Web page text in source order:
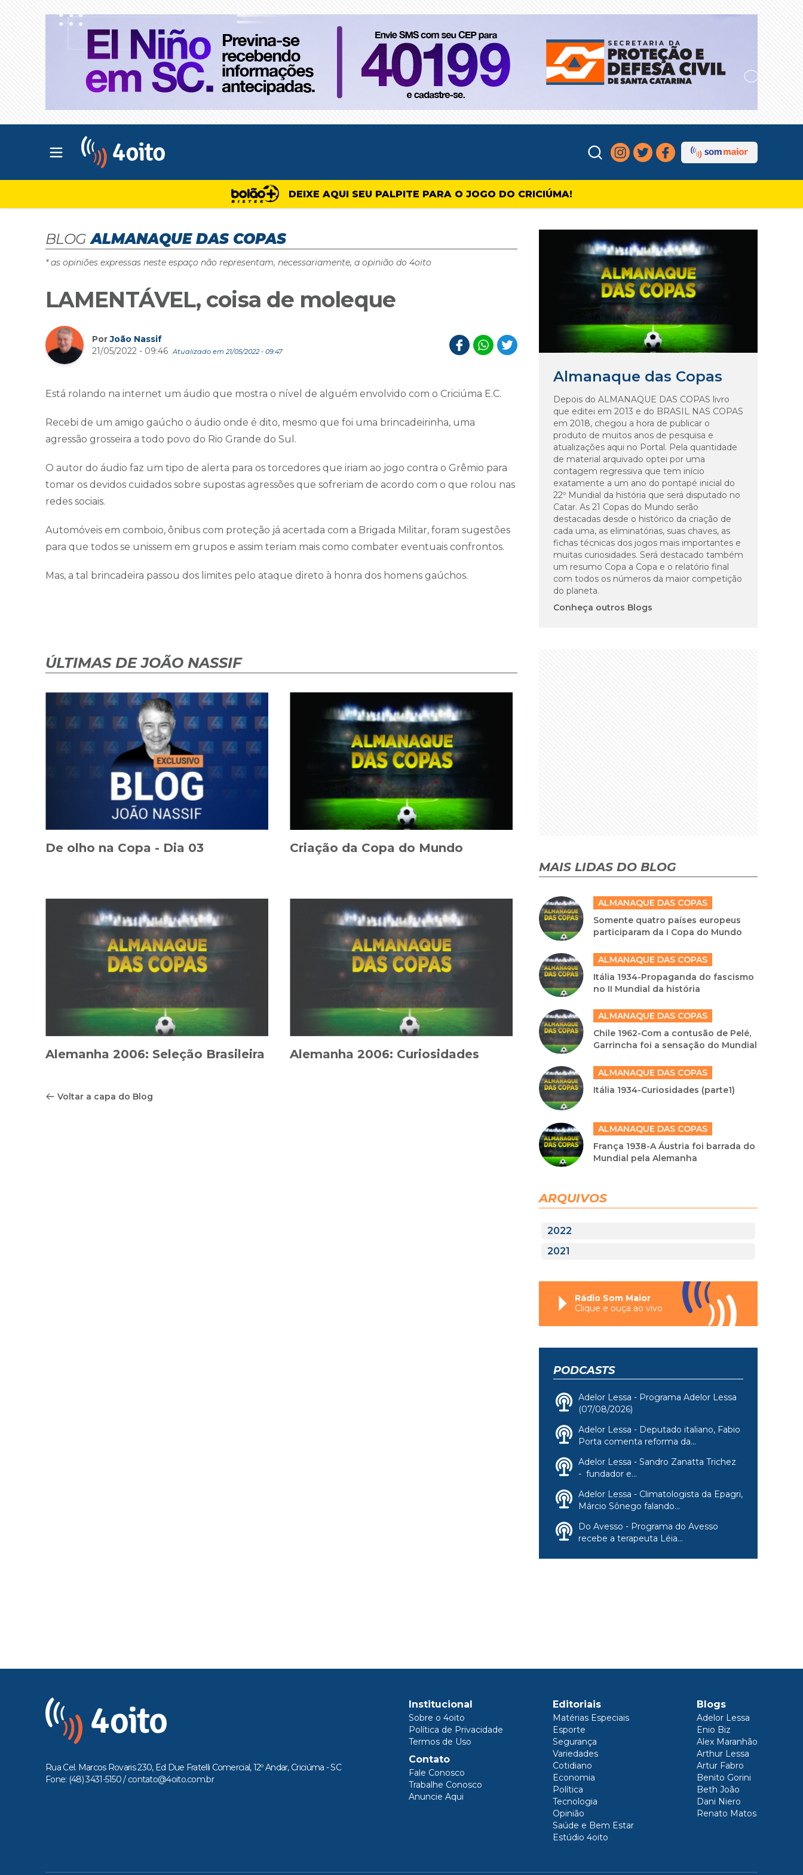
Abrir menu principal
DEIXE AQUI SEU PALPITE PARA O JOGO DO CRICIÚMA!
BLOG ALMANAQUE DAS COPAS
* as opiniões expressas neste espaço não representam, necessariamente, a opinião do 4oito
LAMENTÁVEL, coisa de moleque
PorJoão Nassif
21/05/2022 - 09:46 Atualizado em 21/05/2022 - 09:47
Está rolando na internet um áudio que mostra o nível de alguém envolvido com o Criciúma E.C.
Recebi de um amigo gaúcho o áudio onde é dito, mesmo que foi uma brincadeirinha, uma
agressão grosseira a todo povo do Rio Grande do Sul.
O autor do áudio faz um tipo de alerta para os torcedores que iriam ao jogo contra o Grêmio para
tomar os devidos cuidados sobre supostas agressões que sofreriam de acordo com o que rolou nas
redes sociais.
Automóveis em comboio, ônibus com proteção já acertada com a Brigada Militar, foram sugestões
para que todos se unissem em grupos e assim teriam mais como combater eventuais confrontos.
Mas, a tal brincadeira passou dos limites pelo ataque direto à honra dos homens gaúchos.
ÚLTIMAS DE JOÃO NASSIF
De olho na Copa - Dia 03 Criação da Copa do Mundo
Alemanha 2006: Seleção Brasileira Alemanha 2006: Curiosidades
Voltar a capa do Blog
Almanaque das Copas
Depois do ALMANAQUE DAS COPAS livro
que editei em 2013 e do BRASIL NAS COPAS
em 2018, chegou a hora de publicar o
produto de muitos anos de pesquisa e
atualizações aqui no Portal. Pela quantidade
de material arquivado optei por uma
contagem regressiva que tem início
exatamente a um ano do pontapé inicial do
22º Mundial da história que será disputado no
Catar. As 21 Copas do Mundo serão
destacadas desde o histórico da criação de
cada uma, as eliminatórias, suas chaves, as
fichas técnicas dos jogos mais importantes e
muitas curiosidades. Será destacado também
um resumo Copa a Copa e o relatório final
com todos os números da maior competição
do planeta.
Conheça outros Blogs
MAIS LIDAS DO BLOG
ALMANAQUE DAS COPAS
Somente quatro países europeus
participaram da I Copa do Mundo
ALMANAQUE DAS COPAS
Itália 1934-Propaganda do fascismo
no II Mundial da história
ALMANAQUE DAS COPAS
Chile 1962-Com a contusão de Pelé,
Garrincha foi a sensação do Mundial
ALMANAQUE DAS COPAS
Itália 1934-Curiosidades (parte1)
ALMANAQUE DAS COPAS
França 1938-A Áustria foi barrada do
Mundial pela Alemanha
ARQUIVOS
2022
2021
Rádio Som Maior
Clique e ouça ao vivo
PODCASTS
Adelor Lessa - Programa Adelor Lessa
(07/08/2026)
Adelor Lessa - Deputado italiano, Fabio
Porta comenta reforma da...
Adelor Lessa - Sandro Zanatta Trichez
- fundador e...
Adelor Lessa - Climatologista da Epagri,
Márcio Sônego falando...
Do Avesso - Programa do Avesso
recebe a terapeuta Léia...
Rua Cel. Marcos Rovaris 230, Ed Due Fratelli Comercial, 12º Andar, Criciúma - SC
Fone: (48) 3431-5150 / contato@4oito.com.br
Institucional
Sobre o 4oito
Política de Privacidade
Termos de Uso
Contato
Fale Conosco
Trabalhe Conosco
Anuncie Aqui
Editoriais
Matérias Especiais
Esporte
Segurança
Variedades
Cotidiano
Economia
Política
Tecnologia
Opinião
Saúde e Bem Estar
Estúdio 4oito
Blogs
Adelor Lessa
Enio Biz
Alex Maranhão
Arthur Lessa
Artur Fabro
Benito Gorini
Beth João
Dani Niero
Renato Matos